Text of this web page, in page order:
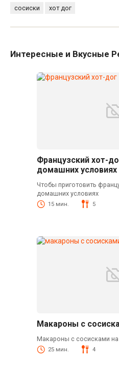
сосиски хот дог
Интересные и Вкусные
Французский хот-
домашних условиях
Чтобы приготовить
домашних условиях
15 мин. 5
Макароны с
Макароны с сосисками
25 мин. 4